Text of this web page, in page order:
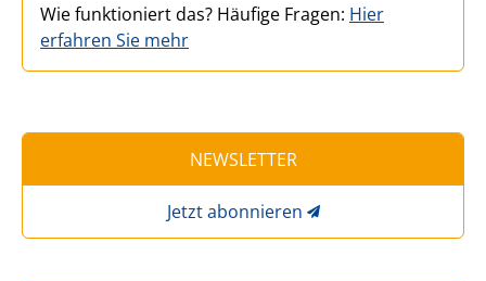
Wie funktioniert das? Häufige Fragen: Hier
erfahren Sie mehr
NEWSLETTER
Jetzt abonnieren